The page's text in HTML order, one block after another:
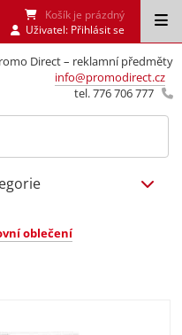
Direct – reklamní předměty
info@promodirect.cz
tel. 776 706 777
Košík je prázdný
Uživatel: Přihlásit se
oblečení